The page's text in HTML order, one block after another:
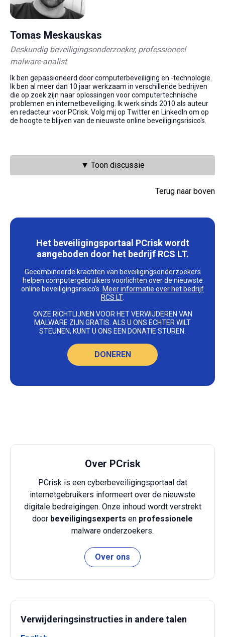
Tomas Meskauskas
Deskundig beveiligingsonderzoeker, professioneel
malware-analist
Ik ben gepassioneerd door computerbeveiliging en -technologie.
Ik ben al meer dan 10 jaar werkzaam in verschillende bedrijven
die op zoek zijn naar oplossingen voor computertechnische
problemen en internetbeveiliging. Ik werk sinds 2010 als auteur
en redacteur voor PCrisk. Volg mij op Twitter en LinkedIn om op
de hoogte te blijven van de nieuwste online beveiligingsrisico's.
▼ Toon discussie
Terug naar boven
Het beveiligingsportaal PCrisk wordt
aangeboden door het bedrijf RCS LT.
Gecombineerde krachten van beveiligingsonderzoekers
helpen computergebruikers voorlichten over de nieuwste
online beveiligingsrisico's. Meer informatie over het bedrijf
RCS LT.
ONZE RICHTLIJNEN VOOR HET VERWIJDEREN VAN
MALWARE ZIJN GRATIS. ALS U ONS ECHTER WILT
STEUNEN, KUNT U ONS EEN DONATIE STUREN.
DONEREN
Over PCrisk
PCrisk is een cyberbeveiligingsportaal dat
internetgebruikers informeert over de nieuwste
digitale bedreigingen. Onze inhoud wordt verstrekt
door beveiligingsexperts en professionele
malware onderzoekers.
Over ons
Verwijderingsinstructies in andere talen